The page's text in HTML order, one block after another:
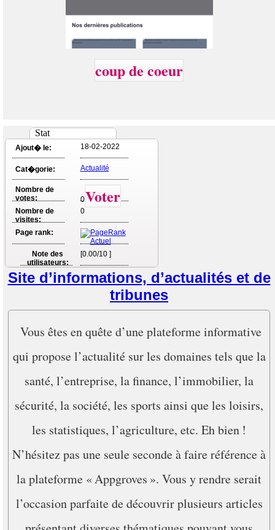
coup de coeur
Stat
Ajout� le: 18-02-2022
Cat�gorie: Actualité
Nombre de
votes:
0Voter
Nombre de
visites:
0
Page rank:
Note des
utilisateurs:
[0.00/10 ]
Site d’informations, d’actualités et de
tribunes
Vous êtes en quête d’une plateforme informative
qui propose l’actualité sur les domaines tels que la
santé, l’entreprise, la finance, l’immobilier, la
sécurité, la société, les sports ainsi que les loisirs,
les statistiques, l’agriculture, etc. Eh bien !
N’hésitez pas une seule seconde à faire référence à
la plateforme « Appgroves ». Vous y rendre serait
l’occasion parfaite de découvrir plusieurs articles